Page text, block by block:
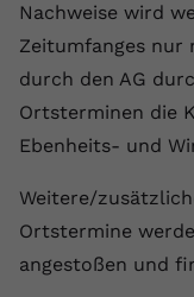
Nachweise wird
Zeitumfanges nur
durch den AG
Ortsterminen die
Ebenheits- und
Weitere/
Ortstermine
angestoßen und